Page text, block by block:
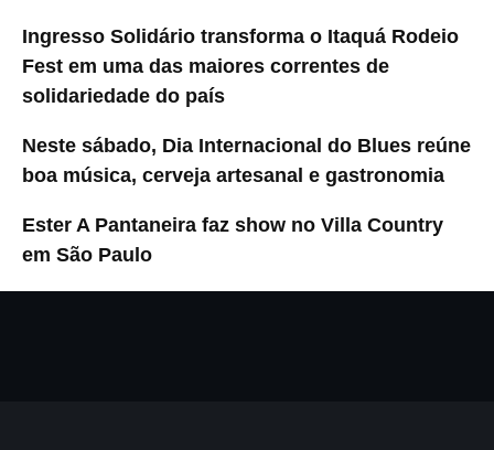
Ingresso Solidário transforma o Itaquá Rodeio
Fest em uma das maiores correntes de
solidariedade do país
Neste sábado, Dia Internacional do Blues reúne
boa música, cerveja artesanal e gastronomia
Ester A Pantaneira faz show no Villa Country
em São Paulo